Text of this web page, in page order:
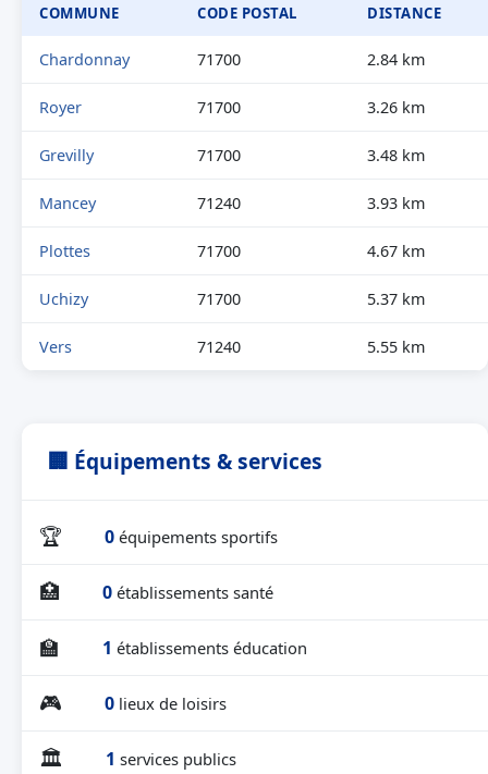
COMMUNE CODE POSTAL DISTANCE
Chardonnay 71700 2.84 km
Royer 71700 3.26 km
Grevilly 71700 3.48 km
Mancey 71240 3.93 km
Plottes 71700 4.67 km
Uchizy 71700 5.37 km
Vers 71240 5.55 km
🏢 Équipements & services
🏆 0 équipements sportifs
🏥 0 établissements santé
🏫 1 établissements éducation
🎮 0 lieux de loisirs
🏛 1 services publics